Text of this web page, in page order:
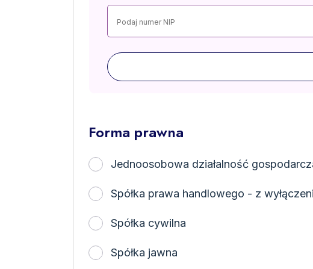
Forma prawna
Jednoosobowa działalność
Spółka prawa handlowego - z
Spółka cywilna
Spółka jawna